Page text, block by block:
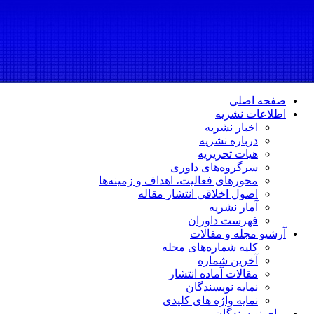
صفحه اصلی
اطلاعات نشریه
اخبار نشریه
درباره نشریه
هیات تحریریه
سرگروه‌های داوری
محورهای فعالیت، اهداف و زمینه‌ها
اصول اخلاقی انتشار مقاله
آمار نشریه
فهرست داوران
آرشیو مجله و مقالات
کلیه شماره‌های مجله
آخرین شماره
مقالات آماده انتشار
نمایه نویسندگان
نمایه واژه های کلیدی